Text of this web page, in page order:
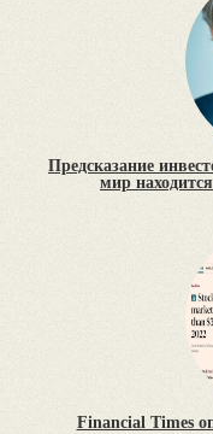
Предсказание
мир
Financial Times